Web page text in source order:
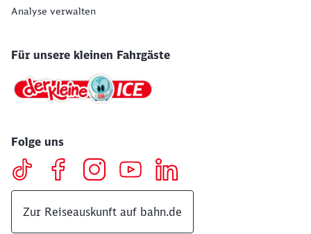
Analyse verwalten
Für unsere kleinen Fahrgäste
Folge uns
Zur Reiseauskunft auf bahn.de